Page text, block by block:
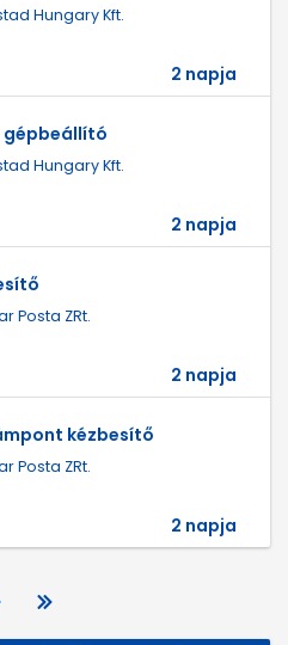
Hungary Kft.
2 napja
Hungary Kft.
2 napja
Posta ZRt.
2 napja
kézbesítő
Posta ZRt.
2 napja